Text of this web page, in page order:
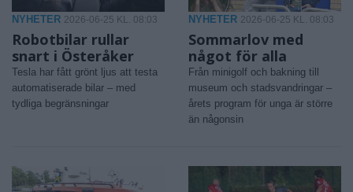
NYHETER 2026-06-25 KL. 08:03
Robotbilar rullar
snart i Österåker
Tesla har fått grönt ljus att testa
automatiserade bilar – med
tydliga begränsningar
NYHETER 2026-06-25 KL. 08:03
Sommarlov med
något för alla
Från minigolf och bakning till
museum och stadsvandringar –
årets program för unga är större
än någonsin